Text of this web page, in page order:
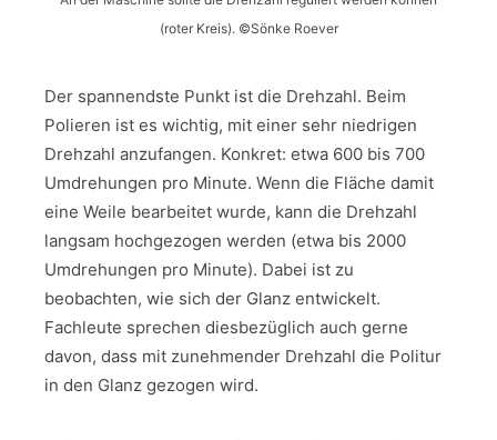
(roter Kreis). ©Sönke Roever
Der spannendste Punkt ist die Drehzahl. Beim
Polieren ist es wichtig, mit einer sehr niedrigen
Drehzahl anzufangen. Konkret: etwa 600 bis 700
Umdrehungen pro Minute. Wenn die Fläche damit
eine Weile bearbeitet wurde, kann die Drehzahl
langsam hochgezogen werden (etwa bis 2000
Umdrehungen pro Minute). Dabei ist zu
beobachten, wie sich der Glanz entwickelt.
Fachleute sprechen diesbezüglich auch gerne
davon, dass mit zunehmender Drehzahl die Politur
in den Glanz gezogen wird.